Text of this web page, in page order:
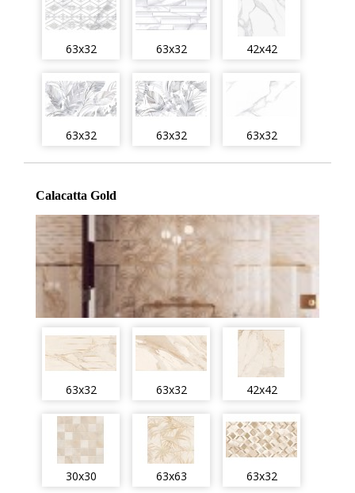
63x32 63x32 42x42
63x32 63x32 63x32
Calacatta Gold
63x32 63x32 42x42
30x30 63x63 63x32